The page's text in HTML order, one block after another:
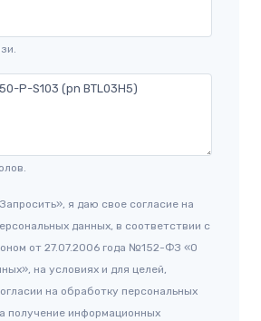
я даю свое согласие на
данных, в соответствии с
от 27.07.2006 года №152-ФЗ «О
на условиях и для целей,
на обработку персональных
получение информационных